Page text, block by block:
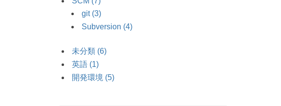
git (3)
Subversion (4)
未分類 (6)
英語 (1)
開発環境 (5)